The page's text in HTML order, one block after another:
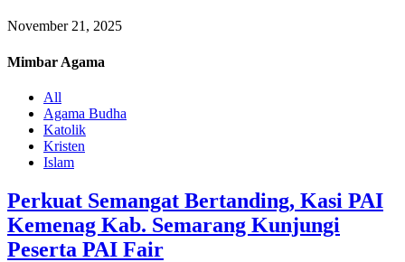
November 21, 2025
Mimbar Agama
All
Agama Budha
Katolik
Kristen
Islam
Perkuat Semangat Bertanding, Kasi PAI
Kemenag Kab. Semarang Kunjungi
Peserta PAI Fair